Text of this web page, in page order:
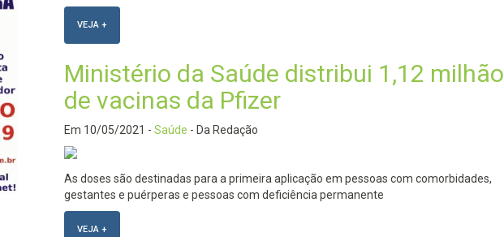
VEJA +
Ministério da Saúde distribui 1,12 milhão
de vacinas da Pfizer
Em 10/05/2021 - Saúde - Da Redação
As doses são destinadas para a primeira aplicação em pessoas com comorbidades,
gestantes e puérperas e pessoas com deficiência permanente
VEJA +